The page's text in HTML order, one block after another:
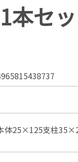
セ
体25×125支柱